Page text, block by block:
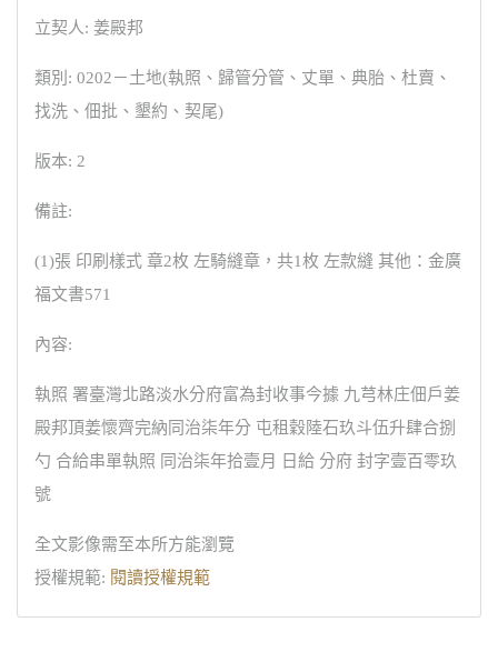
立契人: 姜殿邦
類別: 0202－土地(執照、歸管分管、丈單、典胎、杜賣、
找洗、佃批、墾約、契尾)
版本: 2
備註:
(1)張 印刷樣式 章2枚 左騎縫章，共1枚 左款縫 其他：金廣
福文書571
內容:
執照 署臺灣北路淡水分府富為封收事今據 九芎林庄佃戶姜
殿邦頂姜懷齊完納同治柒年分 屯租穀陸石玖斗伍升肆合捌
勺 合給串單執照 同治柒年拾壹月 日給 分府 封字壹百零玖
號
全文影像需至本所方能瀏覽
授權規範: 閱讀授權規範